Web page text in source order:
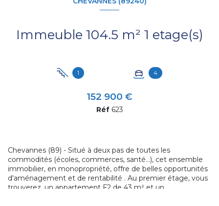
Immeuble 104.5 m² 1 etage(s)
1 4
152 900 €
Réf 623
Chevannes (89) - Situé à deux pas de toutes les
commodités (écoles, commerces, santé…), cet ensemble
immobilier, en monopropriété, offre de belles opportunités
d'aménagement et de rentabilité . Au premier étage, vous
trouverez, un appartement F2 de 43 m² et un